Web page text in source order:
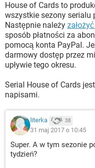
House of Cards to
wszystkie sezony serialu
Następnie należy
sposób płatności za
pomocą konta PayPal.
darmowy dostęp przez
upływie tego okresu.
Serial House of Cards
napisami.
literka 38
31 maj 2017 o 10:45
Super. A w tym sezonie
tydzień?